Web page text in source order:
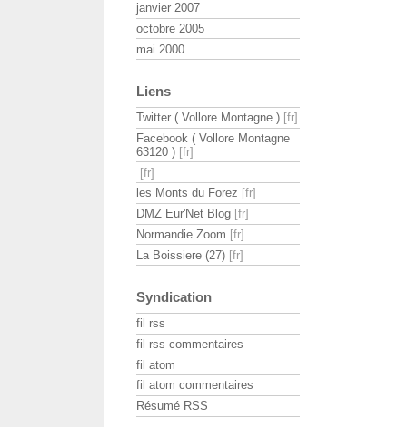
janvier 2007
octobre 2005
mai 2000
Liens
Twitter ( Vollore Montagne )
Facebook ( Vollore Montagne
63120 )
les Monts du Forez
DMZ Eur'Net Blog
Normandie Zoom
La Boissiere (27)
Syndication
fil rss
fil rss commentaires
fil atom
fil atom commentaires
Résumé RSS